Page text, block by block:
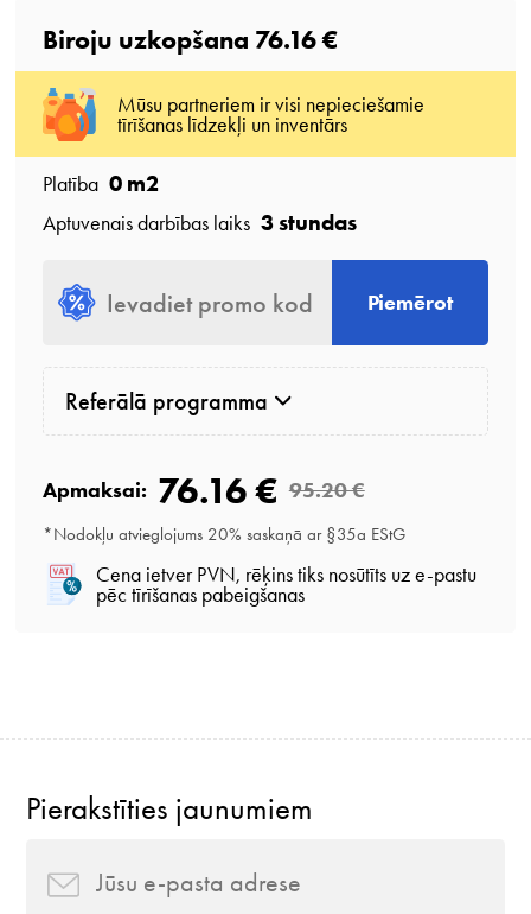
Biroju uzkopšana 76.16 €
Mūsu partneriem ir visi nepieciešamie
tīrīšanas līdzekļi un inventārs
Platība 0m2
Aptuvenais darbības laiks 3 stundas
Piemērot
Referālā programma
Apmaksai: 76.16 € 95.20 €
*Nodokļu atvieglojums 20% saskaņā ar §35a EStG
Cena ietver PVN, rēķins tiks nosūtīts uz e-pastu
pēc tīrīšanas pabeigšanas
Pierakstīties jaunumiem